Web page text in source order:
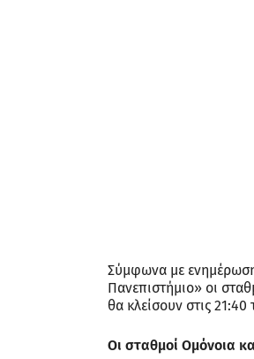
Σύμφωνα με
Πανεπιστήμιο» οι
θα κλείσουν στις
Οι σταθμοί Ομόνοια